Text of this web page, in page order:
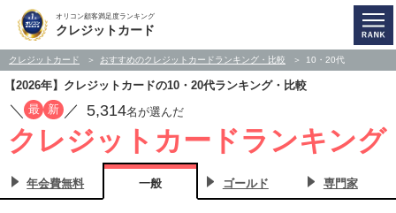
オリコン顧客満足度ランキング
クレジットカード
クレジットカード おすすめのクレジットカードランキング・比較 10・20代
【2026年】クレジットカードの10・20代ランキング・比較
／ 最 新 ／ 5,314名が選んだ
クレジットカードランキング
年会費無料 一般 ゴールド 専門家